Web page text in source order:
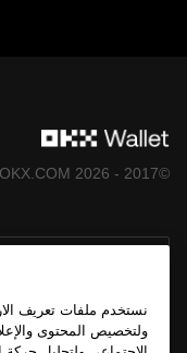
©2017 - 2026 WEB3.OKX.COM
نستخدم ملفات تعريف
ولتخصيص المحتوى